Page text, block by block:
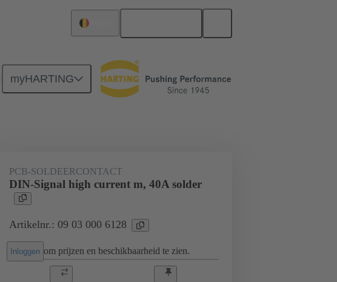
myHARTING
Producten Moederbord naar dochterkaart-aansluiting
PCB-SOLDEERCONTACT
DIN-Signal high current m, 40A solder
Artikelnr.: 09 03 000 6128
Inloggen om prijzen en beschikbaarheid te zien.